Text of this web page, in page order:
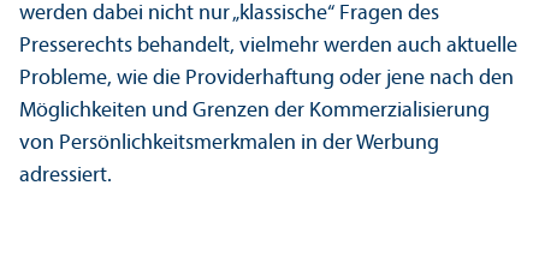
werden dabei nicht nur „klassische“ Fragen des
Presserechts behandelt, vielmehr werden auch aktuelle
Probleme, wie die Providerhaftung oder jene nach den
Möglichkeiten und Grenzen der Kommerzialisierung
von Persönlichkeits­merkmalen in der Werbung
adressiert.